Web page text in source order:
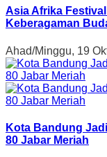
Asia Afrika
Keberagaman
Ahad/Minggu, 19
Kota Bandung
80 Jabar Meriah